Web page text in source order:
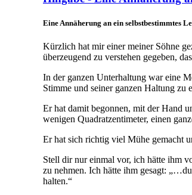
Eine Annäherung an ein selbstbestimmtes
Kürzlich hat mir einer meiner Söhne
überzeugend zu verstehen gegeben,
In der ganzen Unterhaltung war eine
Stimme und seiner ganzen Haltung zu
Er hat damit begonnen, mit der Hand
wenigen Quadratzentimeter, einen
Er hat sich richtig viel Mühe gemacht
Stell dir nur einmal vor, ich hätte ihm
zu nehmen. Ich hätte ihm gesagt:
halten.“